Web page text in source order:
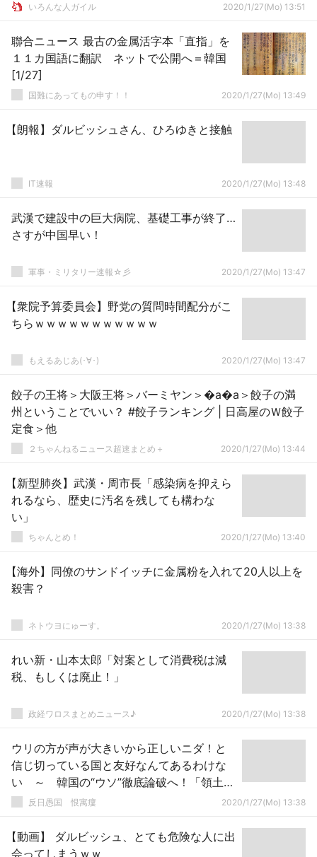
いろんな人ガイル 2020/1/27(Mo) 13:51
聯合ニュース 最古の金属活字本「直指」を
１１カ国語に翻訳 ネットで公開へ＝韓国
[1/27]
国難にあってもの申す！！ 2020/1/27(Mo) 13:49
【朗報】ダルビッシュさん、ひろゆきと接触
IT速報 2020/1/27(Mo) 13:48
武漢で建設中の巨大病院、基礎工事が終了…
さすが中国早い！
軍事・ミリタリー速報☆彡 2020/1/27(Mo) 13:47
【衆院予算委員会】野党の質問時間配分がこ
ちらｗｗｗｗｗｗｗｗｗｗｗ
もえるあじあ(･∀･) 2020/1/27(Mo) 13:47
餃子の王将＞大阪王将＞バーミヤン＞�a�a＞餃子の満
州ということでいい？ #餃子ランキング | 日高屋のＷ餃子
定食＞他
２ちゃんねるニュース超速まとめ＋ 2020/1/27(Mo) 13:44
【新型肺炎】武漢・周市長「感染病を抑えら
れるなら、歴史に汚名を残しても構わな
い」
ちゃんとめ！ 2020/1/27(Mo) 13:40
【海外】同僚のサンドイッチに金属粉を入れて20人以上を
殺害？
ネトウヨにゅーす。 2020/1/27(Mo) 13:38
れい新・山本太郎「対案として消費税は減
税、もしくは廃止！」
政経ワロスまとめニュース♪ 2020/1/27(Mo) 13:38
ウリの方が声が大きいから正しいニダ！と
信じ切っている国と友好なんてあるわけな
い ～ 韓国の“ウソ”徹底論破へ！「領土・
主権展示館」をリニューアル「韓国と同じ
まうね」
反日愚国 恨寓瘻 2020/1/27(Mo) 13:38
【動画】 ダルビッシュ、とても危険な人に出
会ってしまうｗｗ